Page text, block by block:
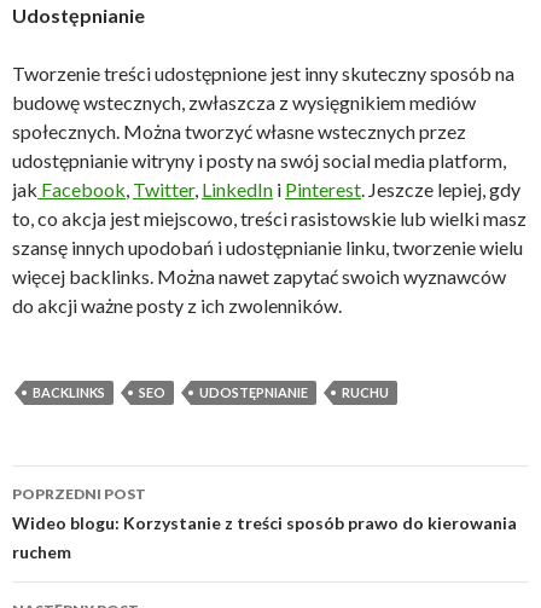
Udostępnianie
Tworzenie treści udostępnione jest inny skuteczny sposób na
budowę wstecznych, zwłaszcza z wysięgnikiem mediów
społecznych. Można tworzyć własne wstecznych przez
udostępnianie witryny i posty na swój social media platform,
jak Facebook, Twitter, LinkedIn i Pinterest. Jeszcze lepiej, gdy
to, co akcja jest miejscowo, treści rasistowskie lub wielki masz
szansę innych upodobań i udostępnianie linku, tworzenie wielu
więcej backlinks. Można nawet zapytać swoich wyznawców
do akcji ważne posty z ich zwolenników.
BACKLINKS SEO UDOSTĘPNIANIE RUCHU
Nawigacja
po
wpisach
POPRZEDNI POST
Wideo blogu: Korzystanie z treści sposób prawo do kierowania
ruchem